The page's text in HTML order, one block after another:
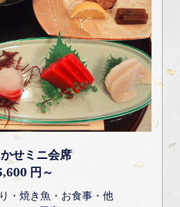
せミニ会席
円～
・焼き魚・お食事・他